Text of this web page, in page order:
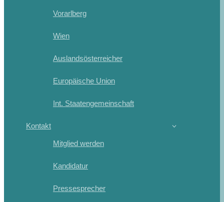
Vorarlberg
Wien
Auslandsösterreicher
Europäische Union
Int. Staatengemeinschaft
Kontakt
Mitglied werden
Kandidatur
Pressesprecher